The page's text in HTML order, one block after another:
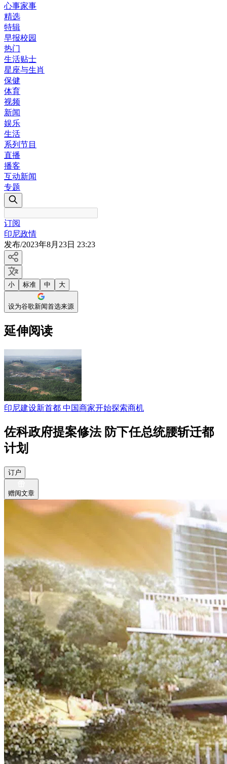
心事家事
精选
特辑
早报校园
热门
生活贴士
星座与生肖
保健
体育
视频
新闻
娱乐
生活
系列节目
直播
播客
互动新闻
专题
订阅
印尼政情
发布/2023年8月23日 23:23
小 标准 中 大
设为谷歌新闻首选来源
延伸阅读
印尼建设新首都 中国商家开始探索商机
佐科政府提案修法 防下任总统腰斩迁都
计划
订户
赠阅文章